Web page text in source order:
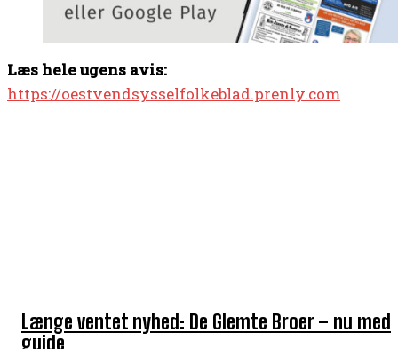
Længe ventet nyhed: De Glemte Broer – nu med
guide
Læs hele ugens avis:
https://oestvendsysselfolkeblad.prenly.com